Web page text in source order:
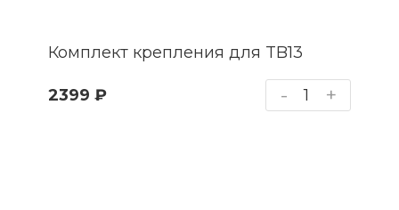
Комплект крепления для TB13
2399 ₽ - +